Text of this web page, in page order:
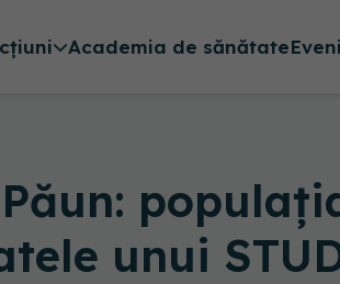
Academia de sănătate
unui